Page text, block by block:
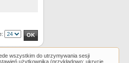
wszystkim do utrzymywania sesji
użytkownika (przykładowo: ukrycie